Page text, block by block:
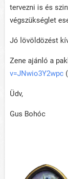
tervezni is és
végszükséglet
Jó lövöldözést
Zene ajánló a
v=JNwio3Y2wpc
Üdv,
Gus Bohóc